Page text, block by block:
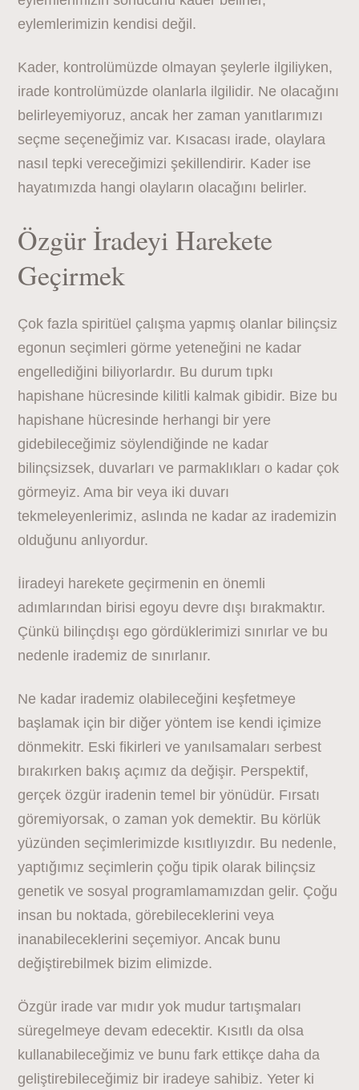
eylemlerimizin kendisi değil.
Kader, kontrolümüzde olmayan şeylerle ilgiliyken,
irade kontrolümüzde olanlarla ilgilidir. Ne olacağını
belirleyemiyoruz, ancak her zaman yanıtlarımızı
seçme seçeneğimiz var. Kısacası irade, olaylara
nasıl tepki vereceğimizi şekillendirir. Kader ise
hayatımızda hangi olayların olacağını belirler.
Özgür İradeyi Harekete
Geçirmek
Çok fazla spiritüel çalışma yapmış olanlar bilinçsiz
egonun seçimleri görme yeteneğini ne kadar
engellediğini biliyorlardır. Bu durum tıpkı
hapishane hücresinde kilitli kalmak gibidir. Bize bu
hapishane hücresinde herhangi bir yere
gidebileceğimiz söylendiğinde ne kadar
bilinçsizsek, duvarları ve parmaklıkları o kadar çok
görmeyiz. Ama bir veya iki duvarı
tekmeleyenlerimiz, aslında ne kadar az irademizin
olduğunu anlıyordur.
İiradeyi harekete geçirmenin en önemli
adımlarından birisi egoyu devre dışı bırakmaktır.
Çünkü bilinçdışı ego gördüklerimizi sınırlar ve bu
nedenle irademiz de sınırlanır.
Ne kadar irademiz olabileceğini keşfetmeye
başlamak için bir diğer yöntem ise kendi içimize
dönmekitr. Eski fikirleri ve yanılsamaları serbest
bırakırken bakış açımız da değişir. Perspektif,
gerçek özgür iradenin temel bir yönüdür. Fırsatı
göremiyorsak, o zaman yok demektir. Bu körlük
yüzünden seçimlerimizde kısıtlıyızdır. Bu nedenle,
yaptığımız seçimlerin çoğu tipik olarak bilinçsiz
genetik ve sosyal programlamamızdan gelir. Çoğu
insan bu noktada, görebileceklerini veya
inanabileceklerini seçemiyor. Ancak bunu
değiştirebilmek bizim elimizde.
Özgür irade var mıdır yok mudur tartışmaları
süregelmeye devam edecektir. Kısıtlı da olsa
kullanabileceğimiz ve bunu fark ettikçe daha da
geliştirebileceğimiz bir iradeye sahibiz. Yeter ki